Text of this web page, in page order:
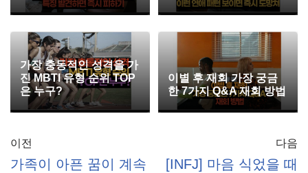
가장 충동적인 성격을 가
진 MBTI 유형 순위 TOP
은 누구?
이별 후 재회 가장 궁금
한 7가지 Q&A 재회 방법
이전
가족이 아픈 꿈이 계속
다음
[INFJ] 마음 식었을 때